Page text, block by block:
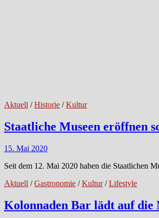
Aktuell /Historie /Kultur
Staatliche Museen eröffnen
15. Mai 2020
Seit dem 12. Mai 2020 haben die Staatlichen
Aktuell /Gastronomie /Kultur/Lifestyle
Kolonnaden Bar lädt auf die